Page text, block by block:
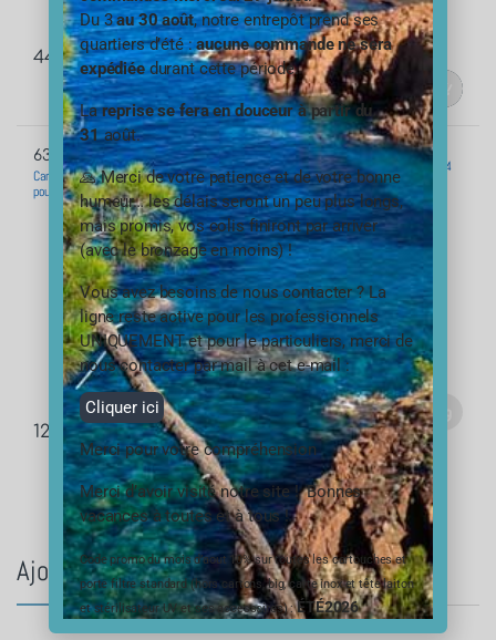
44,40€ TTC
8,52€ TTC
6377
Cartouche Duo Charbon Sédiments 7
pouces 20μ
12,00€ TTC
Porte filtre standard 20 pouces sans
insert laiton – filetage 1 pouce- 26×34
47,40€ TTC
Ajouter un avis au produit
Du 3au 30 août, notre entrepôt prend ses
quartiers d’été :aucune commande ne sera
expédiéedurant cette période.
Lareprise se fera en douceur à partir du
31août.
🙏 Merci de votre patience et de votre bonne
humeur… les délais seront un peu plus longs,
mais promis, vos colis finiront par arriver
(avec le bronzage en moins) !
Vous avez besoins de nous contacter ? La
ligne reste active pour les professionnels
UNIQUEMENT et pour le particuliers, merci de
nous contacter par mail à cet e-mail :
Cliquer ici
Merci pour votre compréhension
Merci d’avoir visité notre site ! Bonnes
vacances à toutes et à tous !
Code promo du mois d’aout 10% sur toutes les cartouches et
porte filtre standard (hors cartons, big, carte inox et tête laiton
et stérilisateur UV et ses accessoires) :ÉTÉ2026